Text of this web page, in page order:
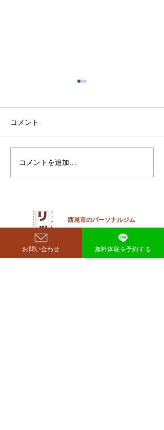
空気階段・鈴木もぐらさん
重123キロから85キロへ、マ
イナス38キロのダイエットに
注目を集めています。 鈴木も
ぐらが痩せたのはいつ？きっ
かけは何？ もぐらさんがダイ
エット成功を明かしたのは、
コメント
コメントを追加…
西尾市のパーソナルジム
richer fitness
お問い合わせ 無料体験を予約する